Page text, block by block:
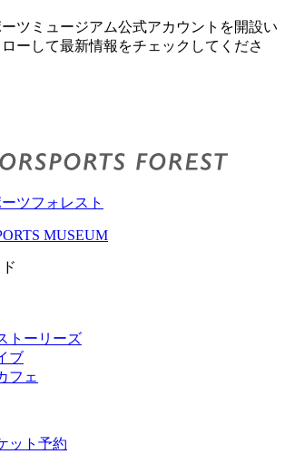
ツミュージアム公式アカウントを開設い
ーして最新情報をチェックしてくださ
ツフォレスト
トーリーズ
ブ
フェ
ット予約